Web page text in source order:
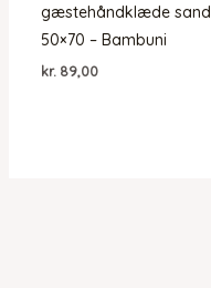
gæstehåndklæde sand
50×70 – Bambuni
kr. 89,00